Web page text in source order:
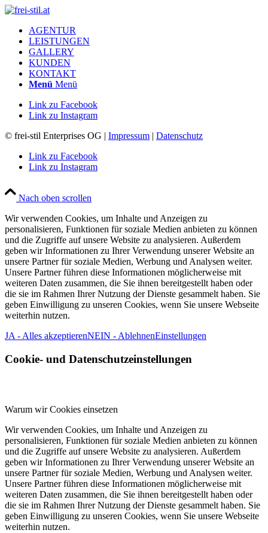
AGENTUR
LEISTUNGEN
GALLERY
KUNDEN
KONTAKT
Menü Menü
Link zu Facebook
Link zu Instagram
© frei-stil Enterprises OG | Impressum | Datenschutz
Link zu Facebook
Link zu Instagram
Nach oben scrollen
Wir verwenden Cookies, um Inhalte und Anzeigen zu
personalisieren, Funktionen für soziale Medien anbieten zu können
und die Zugriffe auf unsere Website zu analysieren. Außerdem
geben wir Informationen zu Ihrer Verwendung unserer Website an
unsere Partner für soziale Medien, Werbung und Analysen weiter.
Unsere Partner führen diese Informationen möglicherweise mit
weiteren Daten zusammen, die Sie ihnen bereitgestellt haben oder
die sie im Rahmen Ihrer Nutzung der Dienste gesammelt haben. Sie
geben Einwilligung zu unseren Cookies, wenn Sie unsere Webseite
weiterhin nutzen.
JA - Alles akzeptierenNEIN - AblehnenEinstellungen
Cookie- und Datenschutzeinstellungen
Warum wir Cookies einsetzen
Wir verwenden Cookies, um Inhalte und Anzeigen zu
personalisieren, Funktionen für soziale Medien anbieten zu können
und die Zugriffe auf unsere Website zu analysieren. Außerdem
geben wir Informationen zu Ihrer Verwendung unserer Website an
unsere Partner für soziale Medien, Werbung und Analysen weiter.
Unsere Partner führen diese Informationen möglicherweise mit
weiteren Daten zusammen, die Sie ihnen bereitgestellt haben oder
die sie im Rahmen Ihrer Nutzung der Dienste gesammelt haben. Sie
geben Einwilligung zu unseren Cookies, wenn Sie unsere Webseite
weiterhin nutzen.